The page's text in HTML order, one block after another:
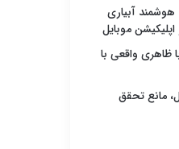
هوشمند آبیاری
موبایل
ظاهری واقعی با
مانع تحقق